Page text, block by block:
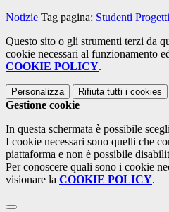
Notizie Tag pagina: Studenti Progetti
Questo sito o gli strumenti terzi da
cookie necessari al funzionamento
COOKIE POLICY.
Personalizza Rifiuta tutti i cookies
Gestione cookie
In questa schermata è possibile
I cookie necessari sono quelli che
piattaforma e non è possibile
Per conoscere quali sono i cookie
visionare la COOKIE POLICY.